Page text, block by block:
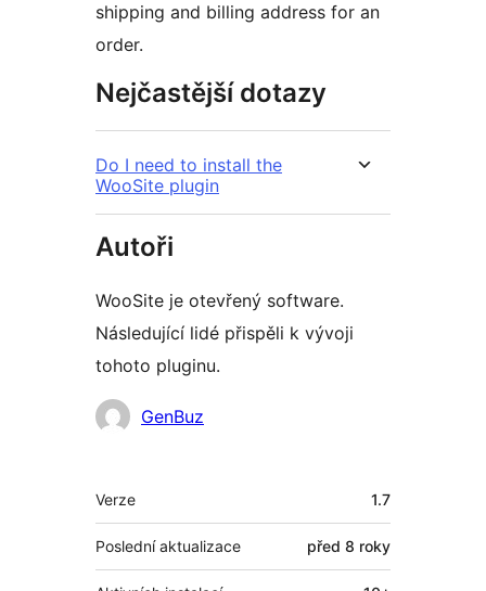
shipping and billing address for an
order.
Nejčastější dotazy
Do I need to install the
WooSite plugin
Autoři
WooSite je otevřený software.
Následující lidé přispěli k vývoji
tohoto pluginu.
Spolupracovníci
GenBuz
Meta
Verze 1.7
Poslední aktualizace před 8 roky